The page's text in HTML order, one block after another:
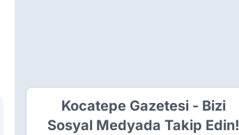
Kocatepe Gazetesi - Bizi
Sosyal Medyada Takip Edin!